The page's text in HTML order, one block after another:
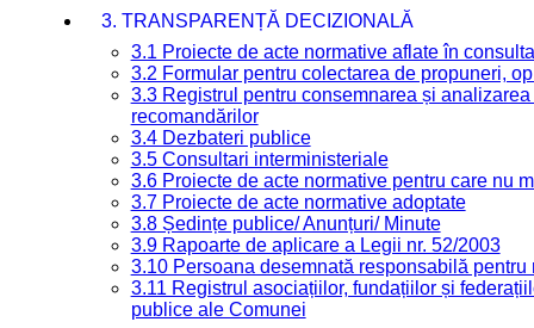
3. TRANSPARENȚĂ DECIZIONALĂ
3.1 Proiecte de acte normative aflate în
3.2 Formular pentru colectarea de propuneri,
3.3 Registrul pentru consemnarea și
recomandărilor
3.4 Dezbateri publice
3.5 Consultari interministeriale
3.6 Proiecte de acte normative pentru care nu
3.7 Proiecte de acte normative adoptate
3.8 Ședințe publice/ Anunțuri/ Minute
3.9 Rapoarte de aplicare a Legii nr. 52/2003
3.10 Persoana desemnată responsabilă
3.11 Registrul asociațiilor, fundațiilor și
publice ale Comunei